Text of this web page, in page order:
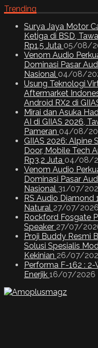
Trending
Surya Jaya Motor
Ketiga di BSD,
Rp1,5 Juta 05/08/
Venom Audio
Dominasi Pasar
Nasional 04/08/
Usung Teknologi
Aftermarket
Android RX2 di
Mirai dan Asuka
AI di GIIAS 2026,
Pameran 04/08/
GIIAS 2026: Alpine
Door, Mobile Tech
Rp3,2 Juta 04/08/
Venom Audio
Dominasi Pasar
Nasional 31/07/
RS Audio Diamond
Natural 27/07/2026
Rockford Fosgate
Speaker 27/07/
Proji Buddy Resmi
Solusi Spesialis
Kekinian 26/07/
Performa F-162 :
Enerjik 16/07/2026